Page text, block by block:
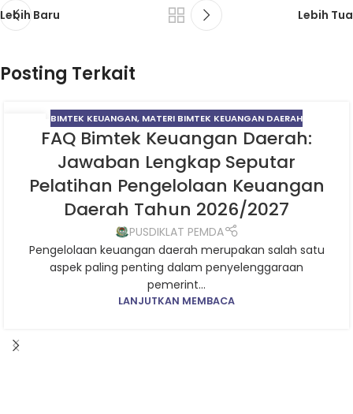
Lebih Baru Lebih Tua
Posting Terkait
BIMTEK KEUANGAN, MATERI BIMTEK KEUANGAN DAERAH
FAQ Bimtek Keuangan Daerah:
Jawaban Lengkap Seputar
Pelatihan Pengelolaan Keuangan
Daerah Tahun 2026/2027
PUSDIKLAT PEMDA
Pengelolaan keuangan daerah merupakan salah satu
aspek paling penting dalam penyelenggaraan
pemerint...
LANJUTKAN MEMBACA